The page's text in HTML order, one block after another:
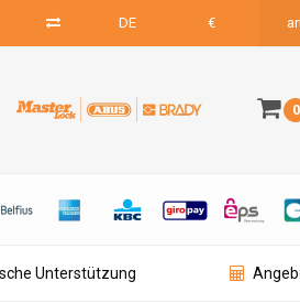
DE €
0
Unterstützung